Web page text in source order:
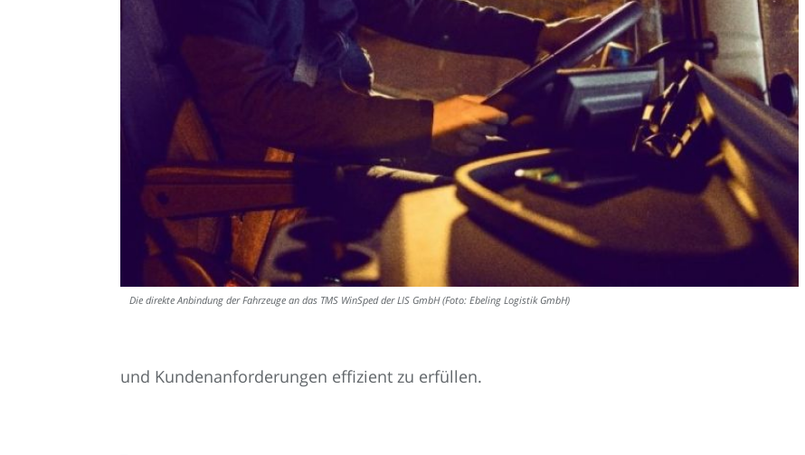
Die direkte Anbindung der Fahrzeuge an das TMS WinSped der LIS GmbH (Foto: Ebeling Logistik GmbH)
und Kundenanforderungen effizient zu erfüllen.